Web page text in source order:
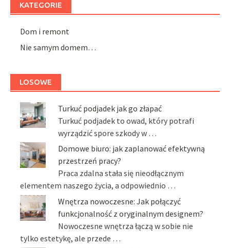
KATEGORIE
Dom i remont
Nie samym domem…
LOSOWE
Turkuć podjadek jak go złapać
Turkuć podjadek to owad, który potrafi
wyrządzić spore szkody w …
Domowe biuro: jak zaplanować efektywną
przestrzeń pracy?
Praca zdalna stała się nieodłącznym
elementem naszego życia, a odpowiednio …
Wnętrza nowoczesne: Jak połączyć
funkcjonalność z oryginalnym designem?
Nowoczesne wnętrza łączą w sobie nie
tylko estetykę, ale przede …